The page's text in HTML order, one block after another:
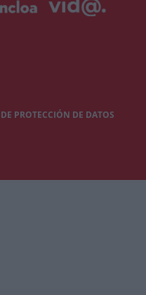
PROTECCIÓN DE DATOS